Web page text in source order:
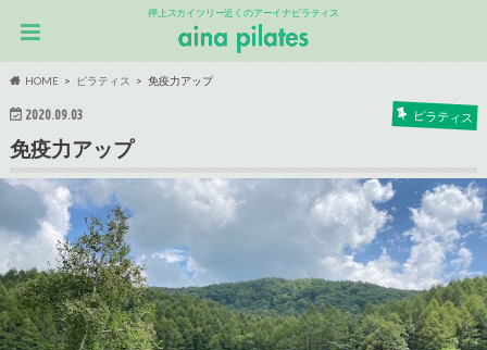
押上スカイツリー近くのアーイナピラティス
HOME ピラティス 免疫力アップ
2020.09.03 ピラティス
免疫力アップ